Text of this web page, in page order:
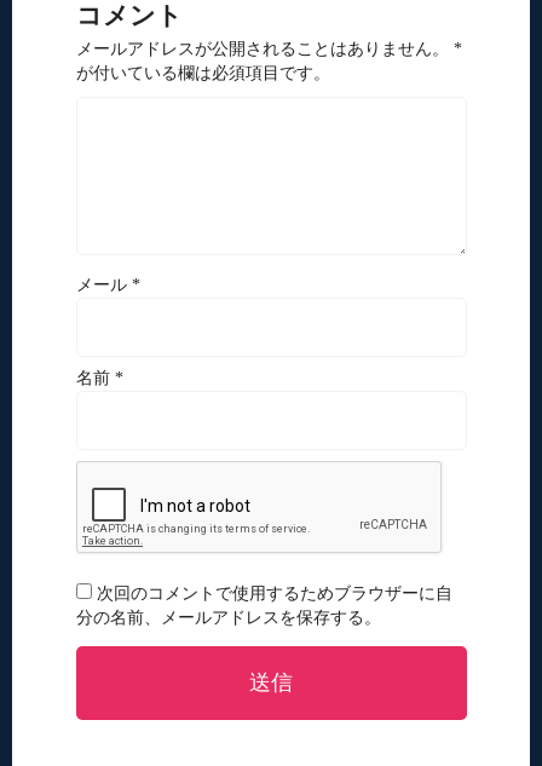
コメント
メールアドレスが公開されることはありません。 *
が付いている欄は必須項目です。
メール *
名前 *
次回のコメントで使用するためブラウザーに自
分の名前、メールアドレスを保存する。
送信